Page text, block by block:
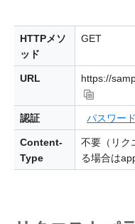
HTTPメソ
ッド
GET
URL https://
認証 パスワー
Content-
Type
不要（リク
る場合は